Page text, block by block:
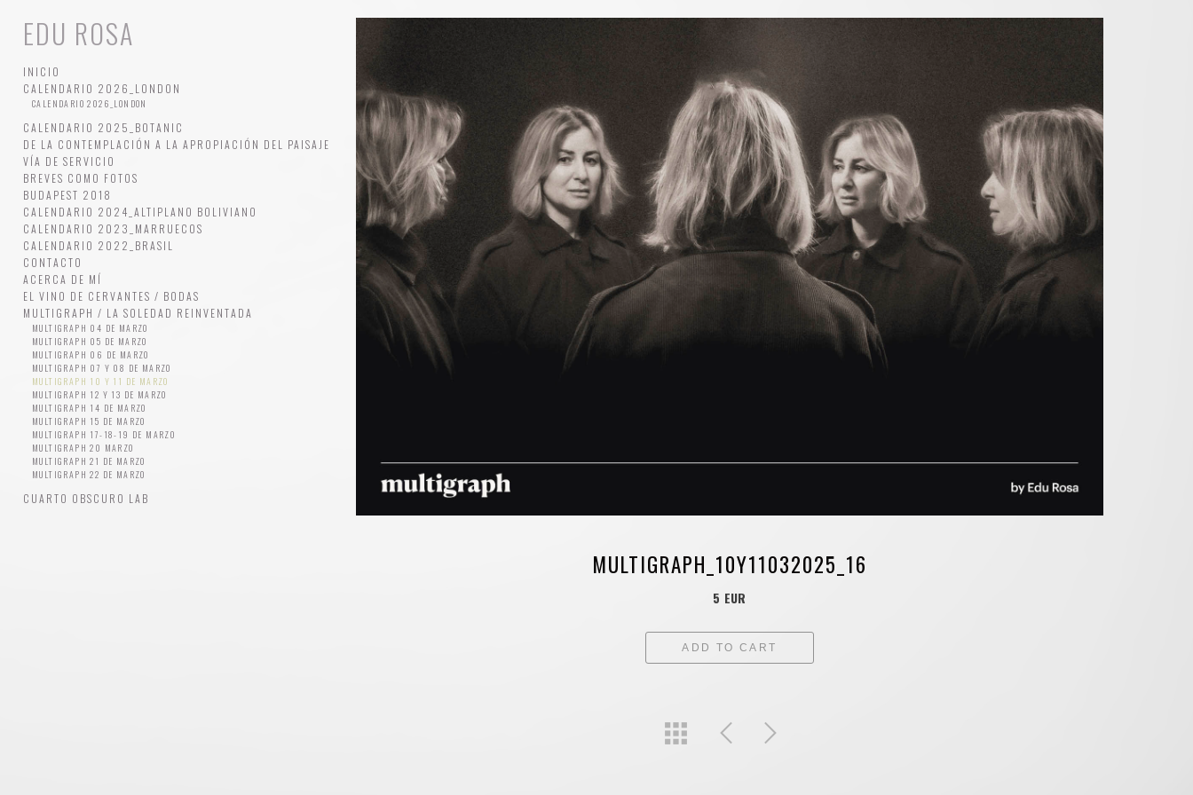
EDU ROSA
INICIO
CALENDARIO 2026_LONDON
CALENDARIO 2026_LONDON
CALENDARIO 2025_BOTANIC
DE LA CONTEMPLACIÓN A LA APROPIACIÓN DEL PAISAJE
VÍA DE SERVICIO
BREVES COMO FOTOS
BUDAPEST 2018
CALENDARIO 2024_ALTIPLANO BOLIVIANO
CALENDARIO 2023_MARRUECOS
CALENDARIO 2022_BRASIL
CONTACTO
ACERCA DE MÍ
EL VINO DE CERVANTES / BODAS
MULTIGRAPH / LA SOLEDAD REINVENTADA
MULTIGRAPH 04 DE MARZO
MULTIGRAPH 05 DE MARZO
MULTIGRAPH 06 DE MARZO
MULTIGRAPH 07 Y 08 DE MARZO
MULTIGRAPH 10 Y 11 DE MARZO
MULTIGRAPH 12 Y 13 DE MARZO
MULTIGRAPH 14 DE MARZO
MULTIGRAPH 15 DE MARZO
MULTIGRAPH 17-18-19 DE MARZO
MULTIGRAPH 20 MARZO
MULTIGRAPH 21 DE MARZO
MULTIGRAPH 22 DE MARZO
CUARTO OBSCURO LAB
MULTIGRAPH_10Y11032025_16
5 EUR
ADD TO CART